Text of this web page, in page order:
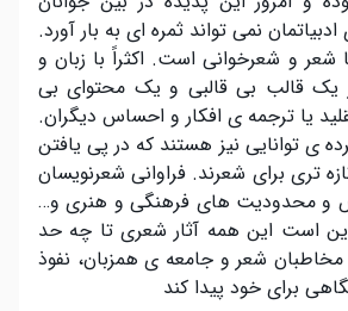
نمی تواند ثمره ای به بار آورد.
شعر و شعرخوانی است. اکثراً با زبان و
یک قالب بی قالبی و یک محتوای بی
یا ترجمه ی افکار و احساس دیگران.
ی توانایی نیز هستند که در پی یافتن
تری برای شعرند. فراوانی شعرنویسان
و محدودیت های فرهنگی و هنری و…
است این همه آثار شعری تا چه حد
شعر و جامعه ی همزبان، نفوذ
برای خود پیدا کند